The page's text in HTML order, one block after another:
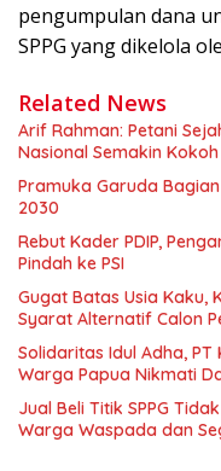
pengumpulan dana
SPPG yang dikelola
Related News
Arif Rahman: Petani
Nasional Semakin Kokoh
Pramuka Garuda
2030
Rebut Kader PDIP,
Pindah ke PSI
Gugat Batas Usia Kaku,
Syarat Alternatif Calon
Solidaritas Idul Adha,
Warga Papua Nikmati
Jual Beli Titik SPPG
Warga Waspada dan